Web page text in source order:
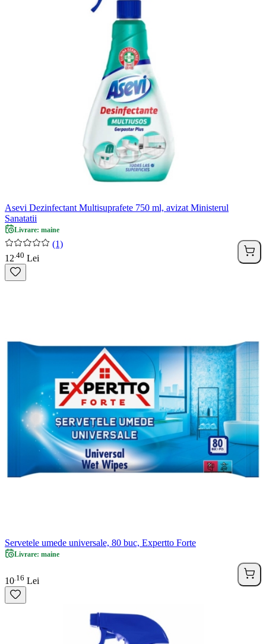
Asevi Dezinfectant Multisuprafete 750 ml, avizat Ministerul
Sanatatii
Livrare: maine
(1)
12 40 Lei
Servetele umede universale, 80 buc, Expertto Forte
Livrare: maine
10 16 Lei